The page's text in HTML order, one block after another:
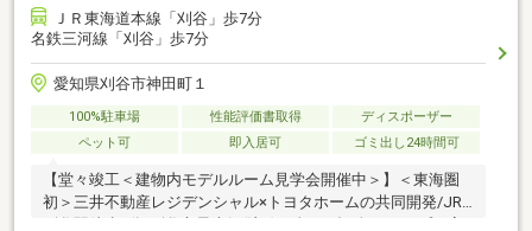
ＪＲ東海道本線「刈谷」歩7分
名鉄三河線「刈谷」歩7分
愛知県刈谷市神田町１
100%駐車場 性能評価書取得
ディスポーザー
ペット可
即入居可 ゴミ出し24時間可
【堂々竣工＜建物内モデルルーム見学会開催中＞】＜東海圏
初＞三井不動産レジデンシャル×トヨタホームの共同開発/JR